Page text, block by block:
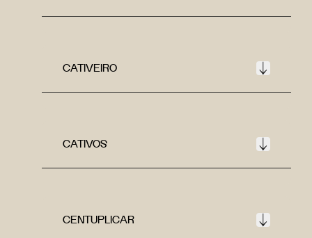
CATIVEIRO
CATIVOS
CENTUPLICAR